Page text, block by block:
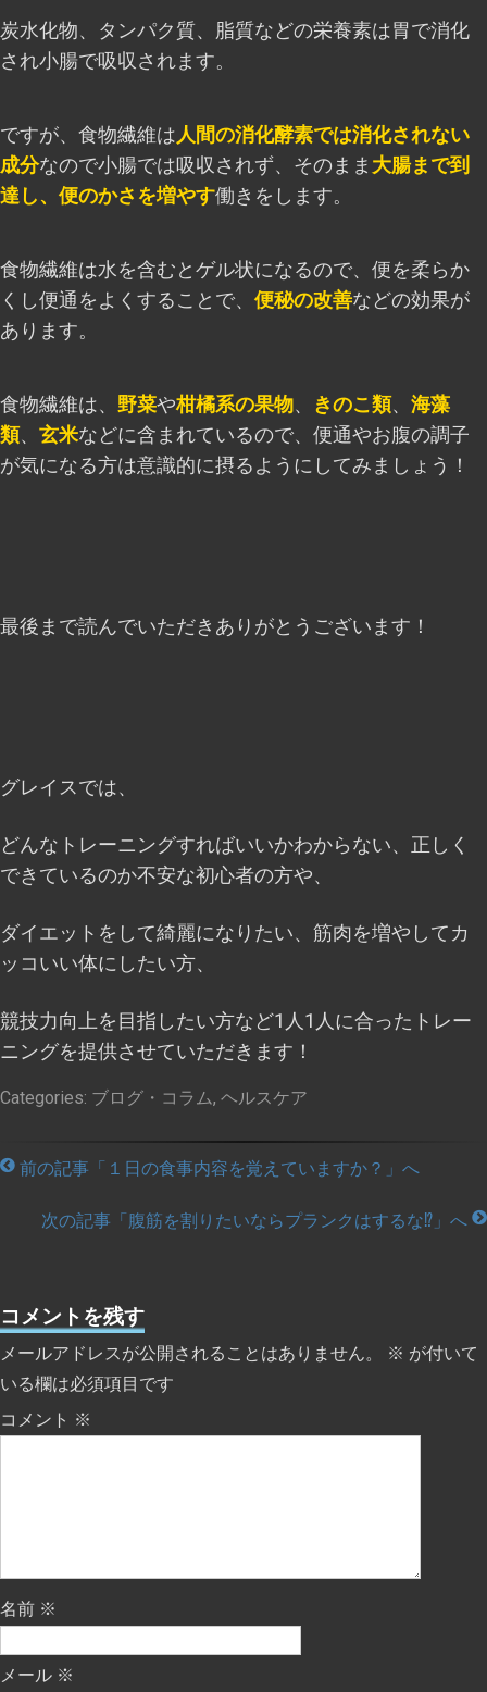
炭水化物、タンパク質、脂質などの栄養素は胃で消化
され小腸で吸収されます。
ですが、食物繊維は人間の消化酵素では消化されない
成分なので小腸では吸収されず、そのまま 大腸まで到
達し、便のかさを増やす働きをします。
食物繊維は水を含むとゲル状になるので、便を柔らか
くし便通をよくすることで、 便秘の改善などの効果が
あります。
食物繊維は、 野菜や柑橘系の果物、 きのこ類、 海藻
類、 玄米などに含まれているので、便通やお腹の調子
が気になる方は意識的に摂るようにしてみましょう！
最後まで読んでいただきありがとうございます！
グレイスでは、
どんなトレーニングすればいいかわからない、正しく
できているのか不安な初心者の方や、
ダイエットをして綺麗になりたい、筋肉を増やしてカ
ッコいい体にしたい方、
競技力向上を目指したい方など1人1人に合ったトレー
ニングを提供させていただきます！
Categories: ブログ・コラム, ヘルスケア
前の記事「１日の食事内容を覚えていますか？」へ
次の記事「腹筋を割りたいならプランクはするな⁉」へ
コメントを残す
メールアドレスが公開されることはありません。 ※ が付いて
いる欄は必須項目です
コメント ※
名前 ※
メール ※